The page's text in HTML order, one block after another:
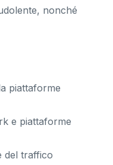
nonché
piattaforme
e piattaforme
del traffico